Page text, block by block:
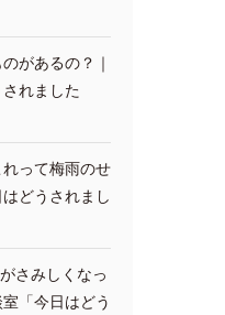
があるの？｜
れました
って梅雨のせ
どうされまし
さみしくなっ
「今日はどう